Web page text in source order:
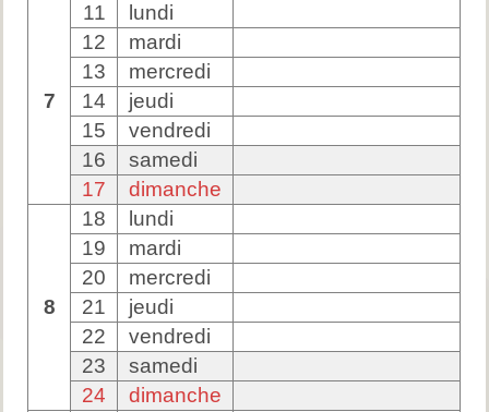
7
11
lundi
12
mardi
13
mercredi
14
jeudi
15
vendredi
16
samedi
17
dimanche
8
18
lundi
19
mardi
20
mercredi
21
jeudi
22
vendredi
23
samedi
24
dimanche